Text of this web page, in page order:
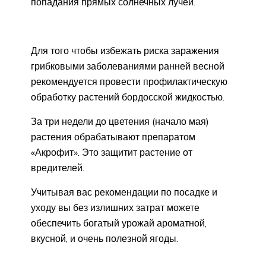
Для того чтобы избежать риска заражения
грибковыми заболеваниями ранней весной
рекомендуется провести профилактическую
обработку растений бордосской жидкостью.
За три недели до цветения (начало мая)
растения обрабатывают препаратом
«Акрофит». Это защитит растение от
вредителей.
Учитывая вас рекомендации по посадке и
уходу вы без излишних затрат можете
обеспечить богатый урожай ароматной,
вкусной, и очень полезной ягоды.